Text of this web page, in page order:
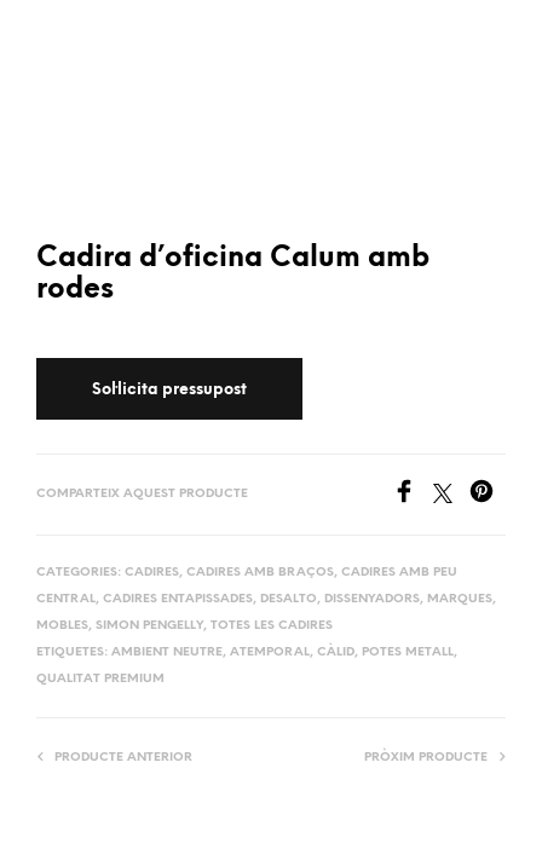
Cadira d’oficina Calum amb
rodes
COMPARTEIX AQUEST PRODUCTE
CATEGORIES: CADIRES, CADIRES AMB BRAÇOS, CADIRES AMB PEU
CENTRAL, CADIRES ENTAPISSADES, DESALTO, DISSENYADORS, MARQUES,
MOBLES, SIMON PENGELLY, TOTES LES CADIRES
ETIQUETES: AMBIENT NEUTRE, ATEMPORAL, CÀLID, POTES METALL,
QUALITAT PREMIUM
PRODUCTE ANTERIOR PRÒXIM PRODUCTE